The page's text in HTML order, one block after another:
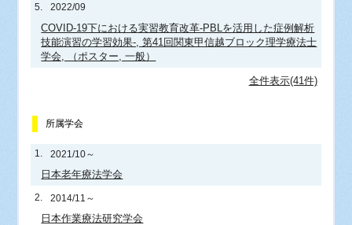
5. 2022/09
COVID-19下における実習教育改革-PBLを活用した症例解析
技能演習の学習効果-, 第41回関東甲信越ブロック理学療法士
学会, （ポスター, 一般）
全件表示(41件)
所属学会
1. 2021/10～
日本老年療法学会
2. 2014/11～
日本作業療法研究学会